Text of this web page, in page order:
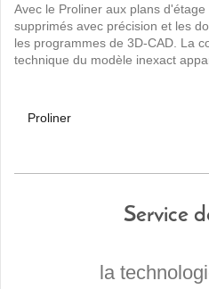
Avec le Proliner aux plans
supprimés avec précision et les
les programmes de 3D-CAD. La
technique du modèle inexact
Proliner
Service
la